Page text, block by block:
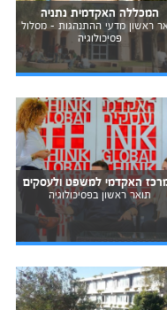
המכללה האקדמית נתניה
ראשון מדעי ההתנהגות - מסלול
פסיכולוגיה
האקדמי למשפט ולעסקים
תואר ראשון בפסיכולוגיה